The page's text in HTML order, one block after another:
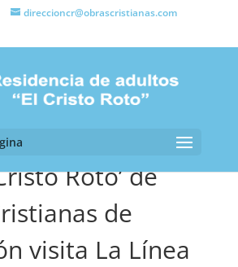
direccioncr@obrascristianas.com
Roto’ de
de
visita La Línea